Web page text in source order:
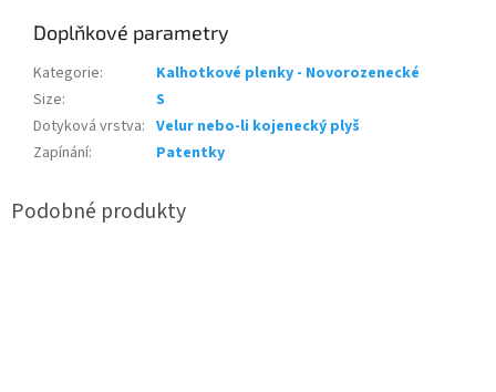
Doplňkové parametry
Kategorie:
Kalhotkové plenky - Novorozenecké
Size:
S
Dotyková vrstva: Velur nebo-li kojenecký plyš
Zapínání: Patentky